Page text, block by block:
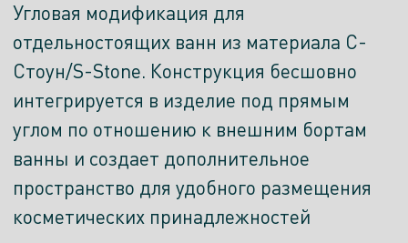
Угловая модификация для
отдельностоящих ванн из материала С-
Стоун/S-Stone. Конструкция бесшовно
интегрируется в изделие под прямым
углом по отношению к внешним бортам
ванны и создает дополнительное
пространство для удобного размещения
косметических принадлежностей